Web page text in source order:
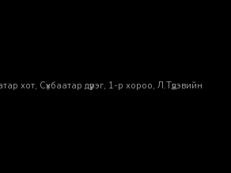
хот, Сүхбаатар дүүрэг, 1-р хороо, ​Л.Түдэвийн